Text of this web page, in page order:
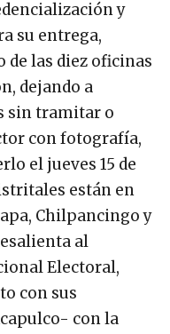
y
su entrega,
las diez oficinas
dejando a
sin tramitar o
con fotografía,
el jueves 15 de
están en
Chilpancingo y
al
Electoral,
con sus
con la